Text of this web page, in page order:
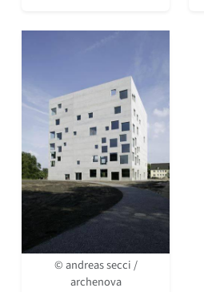
1950er-70er Jahre
Moderne
Reformarchitektur
Jugendstil
Historismus
Klassizismus
Barock
Renaissance
Gotik
Romanik
Vorromanik
Römische Antike
© andreas secci /
archenova